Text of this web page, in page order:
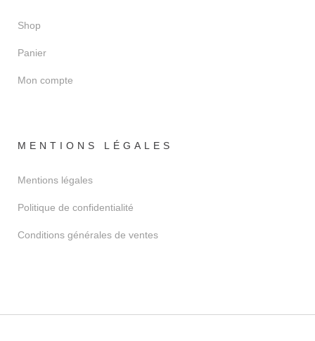
Shop
Panier
Mon compte
MENTIONS LÉGALES
Mentions légales
Politique de confidentialité
Conditions générales de ventes